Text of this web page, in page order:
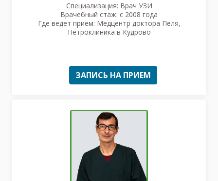
Специализация: Врач УЗИ
Врачебный стаж: с 2008 года
Где ведет прием: Медцентр доктора Пеля,
Петроклиника в Кудрово
ЗАПИСЬ НА ПРИЕМ